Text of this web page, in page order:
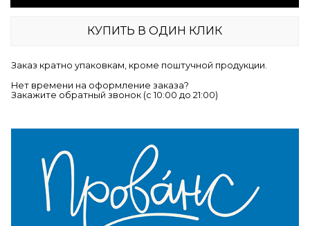
КУПИТЬ В ОДИН КЛИК
Заказ кратно упаковкам, кроме поштучной продукции.
Нет времени на оформление заказа?
Закажите обратный звонок (c 10:00 до 21:00)